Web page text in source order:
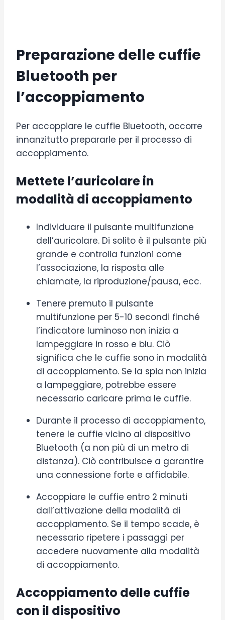
Preparazione delle cuffie
Bluetooth per
l’accoppiamento
Per accoppiare le cuffie Bluetooth, occorre
innanzitutto prepararle per il processo di
accoppiamento.
Mettete l’auricolare in
modalità di accoppiamento
Individuare il pulsante multifunzione
dell’auricolare. Di solito è il pulsante più
grande e controlla funzioni come
l’associazione, la risposta alle
chiamate, la riproduzione/pausa, ecc.
Tenere premuto il pulsante
multifunzione per 5-10 secondi finché
l’indicatore luminoso non inizia a
lampeggiare in rosso e blu. Ciò
significa che le cuffie sono in modalità
di accoppiamento. Se la spia non inizia
a lampeggiare, potrebbe essere
necessario caricare prima le cuffie.
Durante il processo di accoppiamento,
tenere le cuffie vicino al dispositivo
Bluetooth (a non più di un metro di
distanza). Ciò contribuisce a garantire
una connessione forte e affidabile.
Accoppiare le cuffie entro 2 minuti
dall’attivazione della modalità di
accoppiamento. Se il tempo scade, è
necessario ripetere i passaggi per
accedere nuovamente alla modalità
di accoppiamento.
Accoppiamento delle cuffie
con il dispositivo